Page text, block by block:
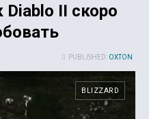
II скоро
PUBLISHED: OXTON
BLIZZARD